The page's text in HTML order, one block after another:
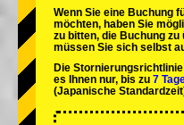
Wenn Sie eine Buchung
möchten, haben Sie
zu bitten, die Buchung zu
müssen Sie sich selbst
Die
es Ihnen nur, bis zu 7
(Japanische